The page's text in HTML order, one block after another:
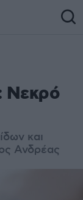
Νεκρό
και
Ανδρέας